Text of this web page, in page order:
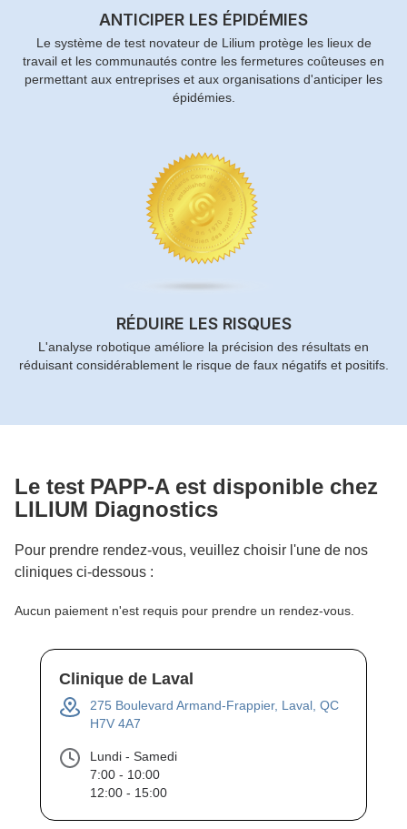
ANTICIPER LES ÉPIDÉMIES
Le système de test novateur de Lilium protège les lieux de
travail et les communautés contre les fermetures coûteuses en
permettant aux entreprises et aux organisations d'anticiper les
épidémies.
RÉDUIRE LES RISQUES
L'analyse robotique améliore la précision des résultats en
réduisant considérablement le risque de faux négatifs et positifs.
Le test PAPP-A est disponible chez
LILIUM Diagnostics
Pour prendre rendez-vous, veuillez choisir l'une de nos
cliniques ci-dessous :
Aucun paiement n'est requis pour prendre un rendez-vous.
Clinique de Laval
275 Boulevard Armand-Frappier, Laval, QC
H7V 4A7
Lundi - Samedi
7:00 - 10:00
12:00 - 15:00